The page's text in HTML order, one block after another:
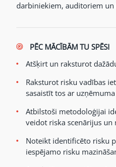
darbiniekiem, auditoriem
PĒC MĀCĪBĀM TU SPĒSI
Atšķirt un raksturot
Raksturot risku vadības
sasaistīt tos ar
Atbilstoši metodoloģijai
veidot riska scenārijus
Noteikt identificēto risku
iespējamo risku